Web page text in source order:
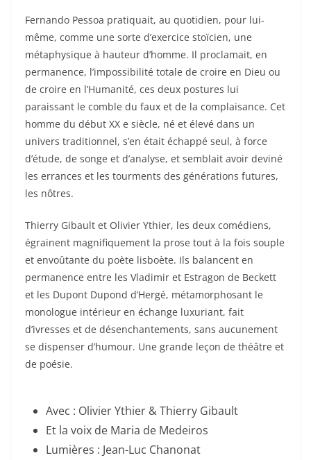
Fernando Pessoa pratiquait, au quotidien, pour lui-
même, comme une sorte d’exercice stoïcien, une
métaphysique à hauteur d’homme. Il proclamait, en
permanence, l’impossibilité totale de croire en Dieu ou
de croire en l’Humanité, ces deux postures lui
paraissant le comble du faux et de la complaisance. Cet
homme du début XX e siècle, né et élevé dans un
univers traditionnel, s’en était échappé seul, à force
d’étude, de songe et d’analyse, et semblait avoir deviné
les errances et les tourments des générations futures,
les nôtres.
Thierry Gibault et Olivier Ythier, les deux comédiens,
égrainent magnifiquement la prose tout à la fois souple
et envoûtante du poète lisboète. Ils balancent en
permanence entre les Vladimir et Estragon de Beckett
et les Dupont Dupond d’Hergé, métamorphosant le
monologue intérieur en échange luxuriant, fait
d’ivresses et de désenchantements, sans aucunement
se dispenser d’humour. Une grande leçon de théâtre et
de poésie.
Avec : Olivier Ythier & Thierry Gibault
Et la voix de Maria de Medeiros
Lumières : Jean-Luc Chanonat